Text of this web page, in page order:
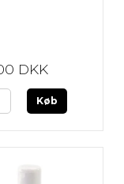
DKK
Køb